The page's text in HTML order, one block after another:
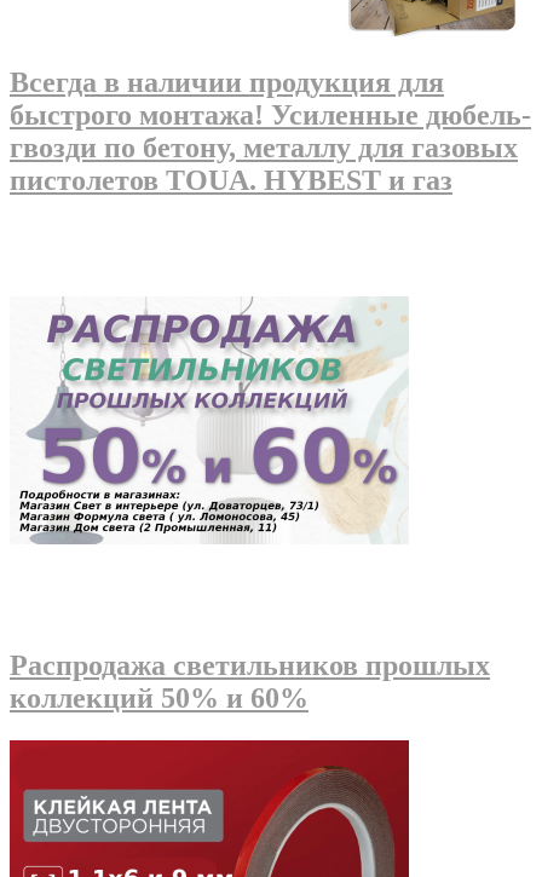
Всегда в наличии продукция для
быстрого монтажа! Усиленные дюбель-
гвозди по бетону, металлу для газовых
пистолетов TOUA. HYBEST и газ
Распродажа светильников прошлых
коллекций 50% и 60%